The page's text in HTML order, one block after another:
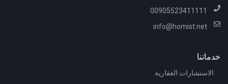
00905523411111
info@homist.net
خدماتنا
الاستشارات العقارية